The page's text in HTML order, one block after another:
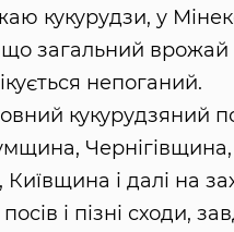
кукурудзи, у
загальний врожай
непоганий.
кукурудзяний
Чернігівщина,
і далі на
і пізні сходи,